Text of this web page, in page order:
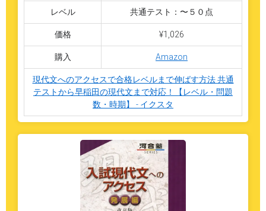
レベル 共通テスト：〜５０点
価格 ¥1,026
購入 Amazon
現代文へのアクセスで合格レベルまで伸ばす方法 共通
テストから早稲田の現代文まで対応！【レベル・問題
数・時期】 - イクスタ